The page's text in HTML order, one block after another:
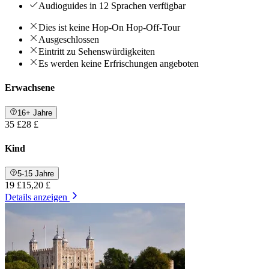
Audioguides in 12 Sprachen verfügbar
Dies ist keine Hop-On Hop-Off-Tour
Ausgeschlossen
Eintritt zu Sehenswürdigkeiten
Es werden keine Erfrischungen angeboten
Erwachsene
16+ Jahre
35 £28 £
Kind
5-15 Jahre
19 £15,20 £
Details anzeigen